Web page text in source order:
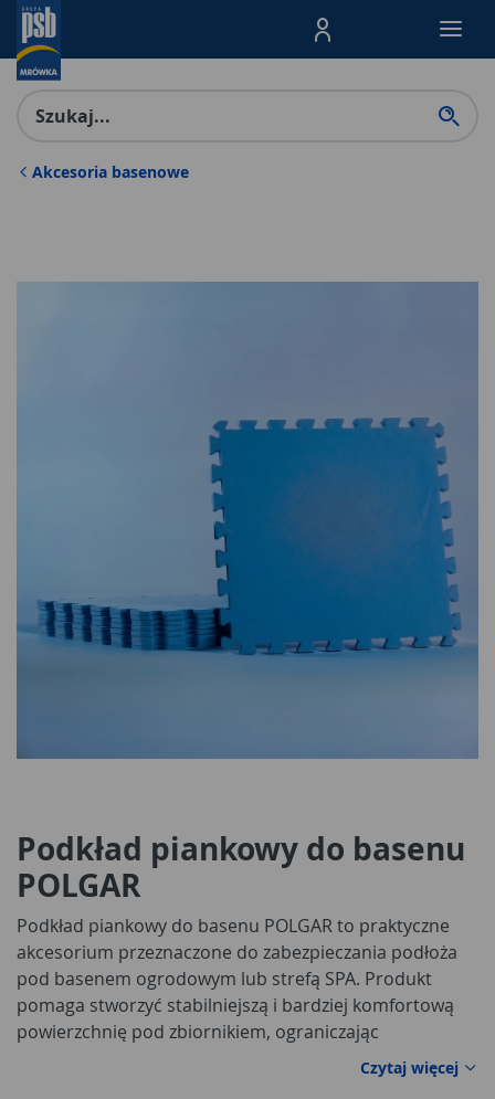
Menu Produktów,
Akcesoria basenowe
Podkład piankowy do basenu
POLGAR
Podkład piankowy do basenu POLGAR to praktyczne
akcesorium przeznaczone do zabezpieczania podłoża
pod basenem ogrodowym lub strefą SPA. Produkt
pomaga stworzyć stabilniejszą i bardziej komfortową
powierzchnię pod zbiornikiem, ograniczając
bezpośredni kontakt dna basenu z trawą, kostką,
tarasem lub innym przygotowanym podłożem. Dzięki
Czytaj więcej